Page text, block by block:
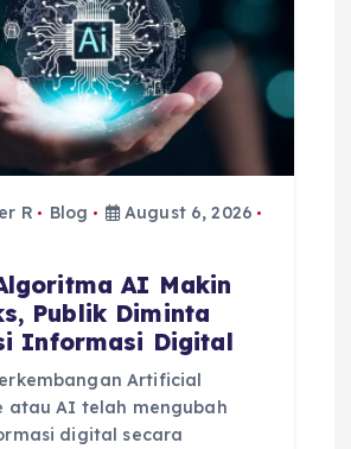
R Blog
August 6, 2026
AI Makin
Publik Diminta
Informasi Digital
Artificial
atau AI telah mengubah
digital secara